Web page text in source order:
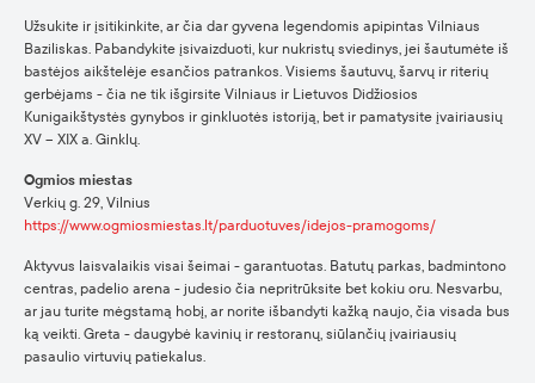
Užsukite ir įsitikinkite, ar čia dar gyvena legendomis apipintas Vilniaus
Baziliskas. Pabandykite įsivaizduoti, kur nukristų sviedinys, jei šautumėte iš
bastėjos aikštelėje esančios patrankos. Visiems šautuvų, šarvų ir riterių
gerbėjams - čia ne tik išgirsite Vilniaus ir Lietuvos Didžiosios
Kunigaikštystės gynybos ir ginkluotės istoriją, bet ir pamatysite įvairiausių
XV – XIX a. Ginklų.
Ogmios miestas
Verkių g. 29, Vilnius
https://www.ogmiosmiestas.lt/parduotuves/idejos-pramogoms/
Aktyvus laisvalaikis visai šeimai - garantuotas. Batutų parkas, badmintono
centras, padelio arena - judesio čia nepritrūksite bet kokiu oru. Nesvarbu,
ar jau turite mėgstamą hobį, ar norite išbandyti kažką naujo, čia visada bus
ką veikti. Greta - daugybė kavinių ir restoranų, siūlančių įvairiausių
pasaulio virtuvių patiekalus.